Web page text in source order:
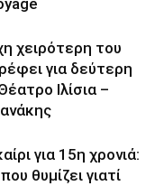
χειρότερη του
για δεύτερη
Ιλίσια –
για 15η χρονιά:
θυμίζει γιατί